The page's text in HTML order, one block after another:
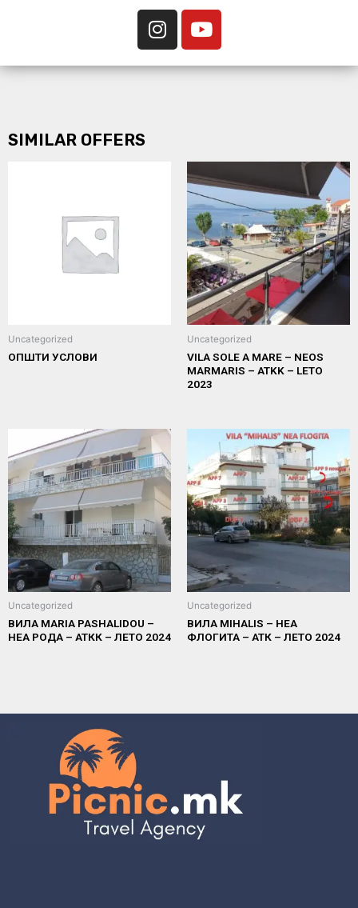
SIMILAR OFFERS
Uncategorized
ОПШТИ УСЛОВИ
Uncategorized
VILA SOLE A MARE – NEOS
MARMARIS – ATKK – LETO
2023
Uncategorized
ВИЛА MARIA PASHALIDOU –
НЕА РОДА – АТКК – ЛЕТО 2024
Uncategorized
ВИЛА MIHALIS – НЕА
ФЛОГИТА – АТК – ЛЕТО 2024